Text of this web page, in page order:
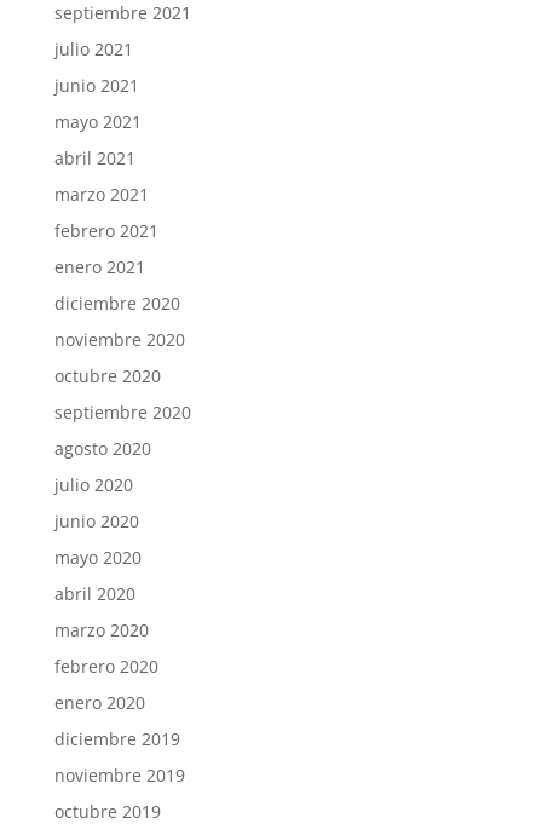
septiembre 2021
julio 2021
junio 2021
mayo 2021
abril 2021
marzo 2021
febrero 2021
enero 2021
diciembre 2020
noviembre 2020
octubre 2020
septiembre 2020
agosto 2020
julio 2020
junio 2020
mayo 2020
abril 2020
marzo 2020
febrero 2020
enero 2020
diciembre 2019
noviembre 2019
octubre 2019